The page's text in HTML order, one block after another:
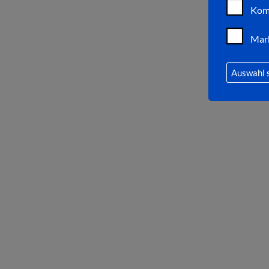
Auswahl